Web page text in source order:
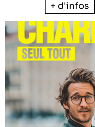
+ d'infos